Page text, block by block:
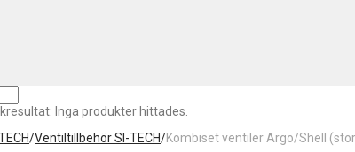
Inga produkter hittades.
/Ventiltillbehör SI-TECH/Kombiset ventiler Argo/Shell